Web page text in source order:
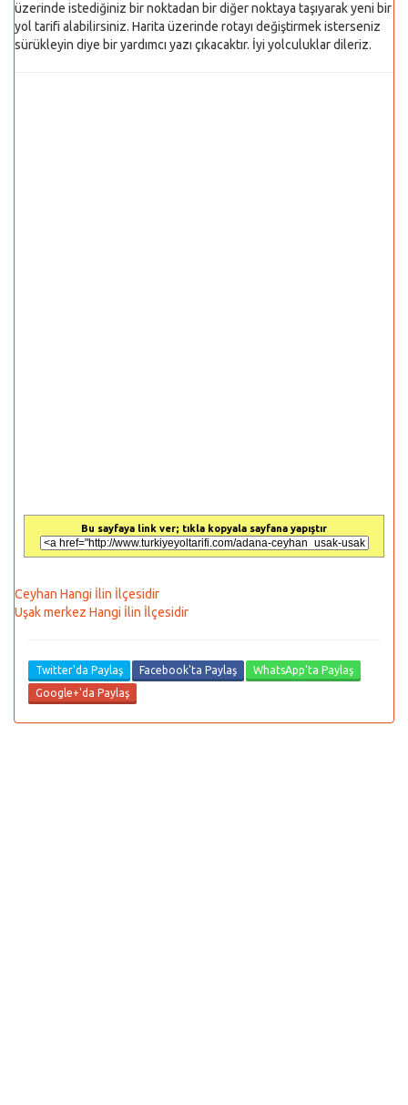
üzerinde istediğiniz bir noktadan bir diğer noktaya taşıyarak yeni bir
yol tarifi alabilirsiniz. Harita üzerinde rotayı değiştirmek isterseniz
sürükleyin diye bir yardımcı yazı çıkacaktır. İyi yolculuklar dileriz.
Bu sayfaya link ver; tıkla kopyala sayfana yapıştır
Ceyhan Hangi İlin İlçesidir
Uşak merkez Hangi İlin İlçesidir
Twitter'da Paylaş Facebook'ta Paylaş
WhatsApp'ta Paylaş
Google+'da Paylaş